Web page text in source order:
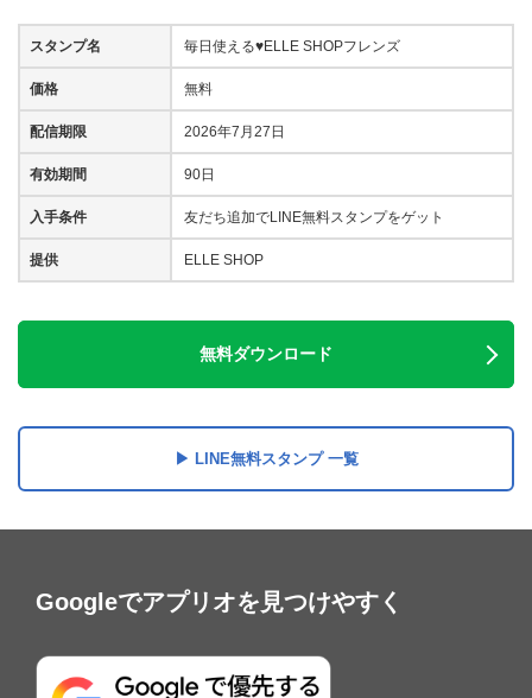
スタンプ名 毎日使える♥ELLE SHOPフレンズ
価格 無料
配信期限 2026年7月27日
有効期間 90日
入手条件 友だち追加でLINE無料スタンプをゲット
提供 ELLE SHOP
無料ダウンロード
LINE無料スタンプ 一覧
Googleでアプリオを見つけやすく